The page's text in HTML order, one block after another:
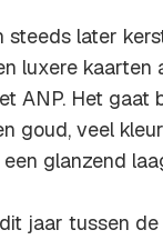
steeds later
luxere kaarten
ANP. Het gaat
goud, veel
glanzend
jaar tussen